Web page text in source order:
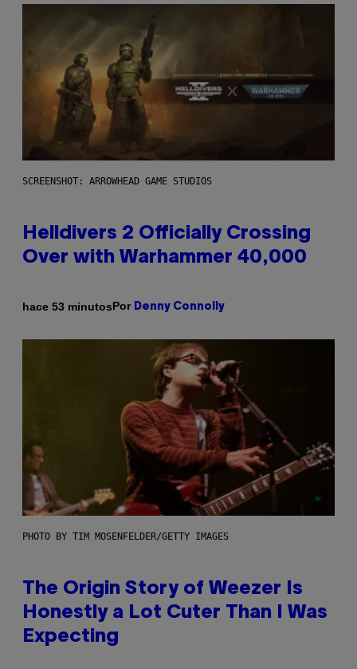
SCREENSHOT: ARROWHEAD GAME STUDIOS
Helldivers 2 Officially Crossing
Over with Warhammer 40,000
hace 53 minutosPor Denny Connolly
PHOTO BY TIM MOSENFELDER/GETTY IMAGES
The Origin Story of Weezer Is
Honestly a Lot Cuter Than I Was
Expecting